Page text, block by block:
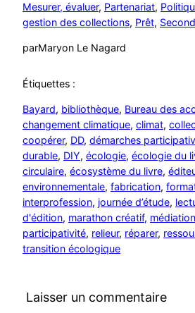
Mesurer, évaluer, Partenariat,
gestion des collections, Prêt,
parMaryon Le Nagard
Étiquettes :
Bayard, bibliothèque, Bureau des
changement climatique, climat,
coopérer, DD, démarches
durable, DIY, écologie, écologie du
circulaire, écosystème du livre,
environnementale, fabrication,
interprofession, journée d’étude,
d'édition, marathon créatif,
participativité, relieur, réparer,
transition écologique
Laisser un commentaire